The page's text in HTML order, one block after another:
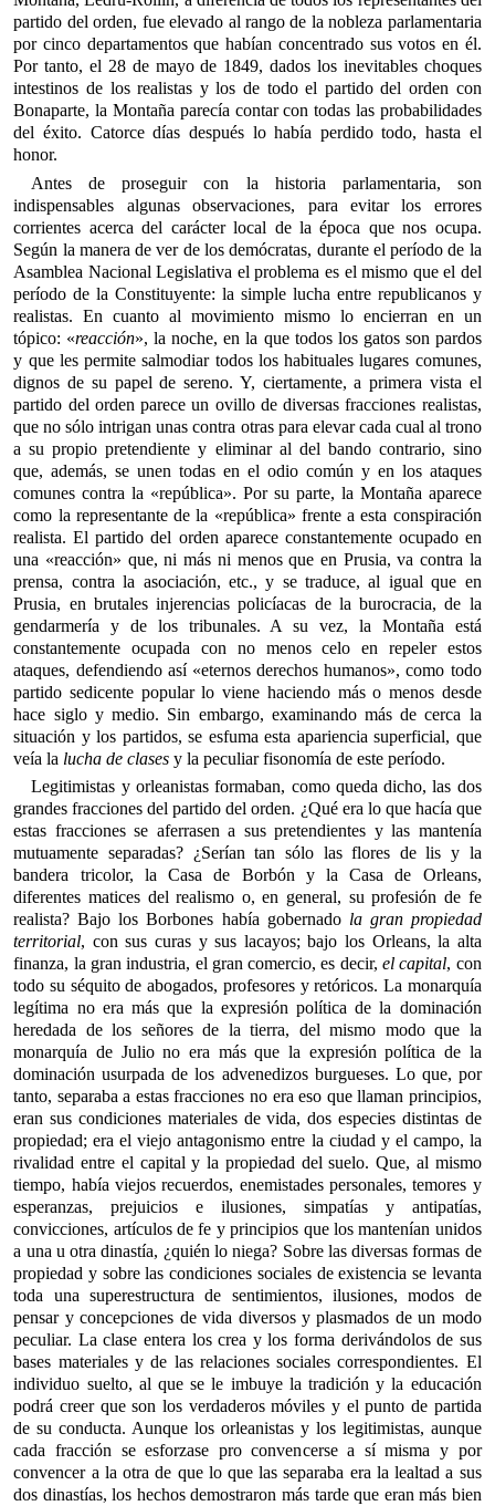
partido del orden, fue elevado al rango de la nobleza parlamentaria
por cinco departamentos que habían concentrado sus votos en él.
Por tanto, el 28 de mayo de 1849, dados los inevitables choques
intestinos de los realistas y los de todo el partido del orden con
Bonaparte, la Montaña parecía contar con todas las probabilidades
del éxito. Catorce días después lo había perdido todo, hasta el
honor.
Antes de proseguir con la historia parlamentaria, son
indispensables algunas observaciones, para evitar los errores
corrientes acerca del carácter local de la época que nos ocupa.
Según la manera de ver de los demócratas, durante el período de la
Asamblea Nacional Legislativa el problema es el mismo que el del
período de la Constituyente: la simple lucha entre republicanos y
realistas. En cuanto al movimiento mismo lo encierran en un
tópico: «reacción», la noche, en la que todos los gatos son pardos
y que les permite salmodiar todos los habituales lugares comunes,
dignos de su papel de sereno. Y, ciertamente, a primera vista el
partido del orden parece un ovillo de diversas fracciones realistas,
que no sólo intrigan unas contra otras para elevar cada cual al trono
a su propio pretendiente y eliminar al del bando contrario, sino
que, además, se unen todas en el odio común y en los ataques
comunes contra la «república». Por su parte, la Montaña aparece
como la representante de la «república» frente a esta conspiración
realista. El partido del orden aparece constantemente ocupado en
una «reacción» que, ni más ni menos que en Prusia, va contra la
prensa, contra la asociación, etc., y se traduce, al igual que en
Prusia, en brutales injerencias policíacas de la burocracia, de la
gendarmería y de los tribunales. A su vez, la Montaña está
constantemente ocupada con no menos celo en repeler estos
ataques, defendiendo así «eternos derechos humanos», como todo
partido sedicente popular lo viene haciendo más o menos desde
hace siglo y medio. Sin embargo, examinando más de cerca la
situación y los partidos, se esfuma esta apariencia superficial, que
veía la lucha de clasesy la peculiar fisonomía de este período.
Legitimistas y orleanistas formaban, como queda dicho, las dos
grandes fracciones del partido del orden. ¿Qué era lo que hacía que
estas fracciones se aferrasen a sus pretendientes y las mantenía
mutuamente separadas? ¿Serían tan sólo las flores de lis y la
bandera tricolor, la Casa de Borbón y la Casa de Orleans,
diferentes matices del realismo o, en general, su profesión de fe
realista? Bajo los Borbones había gobernado la gran propiedad
territorial, con sus curas y sus lacayos; bajo los Orleans, la alta
finanza, la gran industria, el gran comercio, es decir,el capital, con
todo su séquito de abogados, profesores y retóricos. La monarquía
legítima no era más que la expresión política de la dominación
heredada de los señores de la tierra, del mismo modo que la
monarquía de Julio no era más que la expresión política de la
dominación usurpada de los advenedizos burgueses. Lo que, por
tanto, separaba a estas fracciones no era eso que llaman principios,
eran sus condiciones materiales de vida, dos especies distintas de
propiedad; era el viejo antagonismo entre la ciudad y el campo, la
rivalidad entre el capital y la propiedad del suelo. Que, al mismo
tiempo, había viejos recuerdos, enemistades personales, temores y
esperanzas, prejuicios e ilusiones, simpatías y antipatías,
convicciones, artículos de fe y principios que los mantenían unidos
a una u otra dinastía, ¿quién lo niega? Sobre las diversas formas de
propiedad y sobre las condiciones sociales de existencia se levanta
toda una superestructura de sentimientos, ilusiones, modos de
pensar y concepciones de vida diversos y plasmados de un modo
peculiar. La clase entera los crea y los forma derivándolos de sus
bases materiales y de las relaciones sociales correspondientes. El
individuo suelto, al que se le imbuye la tradición y la educación
podrá creer que son los verdaderos móviles y el punto de partida
de su conducta. Aunque los orleanistas y los legitimistas, aunque
cada fracción se esforzase pro convencerse a sí misma y por
convencer a la otra de que lo que las separaba era la lealtad a sus
dos dinastías, los hechos demostraron más tarde que eran más bien